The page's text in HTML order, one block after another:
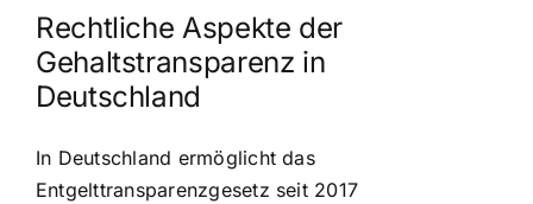
Rechtliche Aspekte der
Gehaltstransparenz in
Deutschland
In Deutschland ermöglicht das
Entgelttransparenzgesetz seit 2017